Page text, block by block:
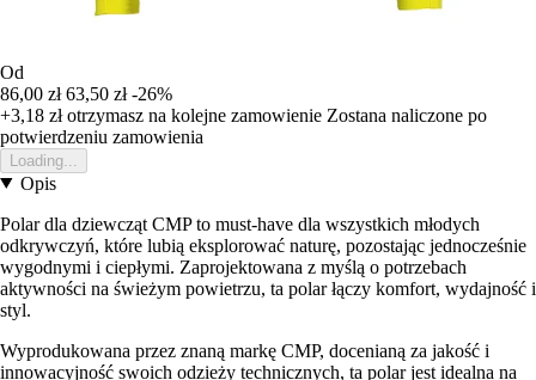
Od
86,00 zł 63,50 zł -26%
+3,18 złotrzymasz na kolejne zamowienie Zostana naliczone po
potwierdzeniu zamowienia
Loading...
Opis
Polar dla dziewcząt CMP to must-have dla wszystkich młodych
odkrywczyń, które lubią eksplorować naturę, pozostając jednocześnie
wygodnymi i ciepłymi. Zaprojektowana z myślą o potrzebach
aktywności na świeżym powietrzu, ta polar łączy komfort, wydajność i
styl.
Wyprodukowana przez znaną markę CMP, docenianą za jakość i
innowacyjność swoich odzieży technicznych, ta polar jest idealna na